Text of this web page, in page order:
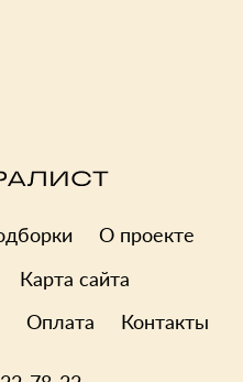
О проекте
Карта сайта
Оплата Контакты